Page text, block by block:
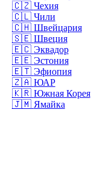
🇨🇿 Чехия
🇨🇱 Чили
🇨🇭 Швейцария
🇸🇪 Швеция
🇪🇨 Эквадор
🇪🇪 Эстония
🇪🇹 Эфиопия
🇿🇦 ЮАР
🇰🇷 Южная Корея
🇯🇲 Ямайка